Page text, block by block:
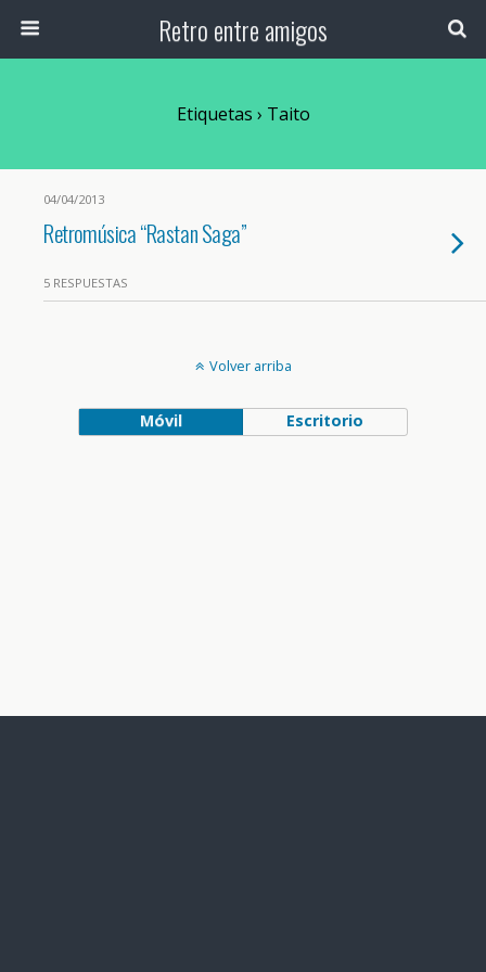
Retro entre amigos
Etiquetas › Taito
04/04/2013
Retromúsica “Rastan Saga”
5 RESPUESTAS
Volver arriba
Móvil Escritorio